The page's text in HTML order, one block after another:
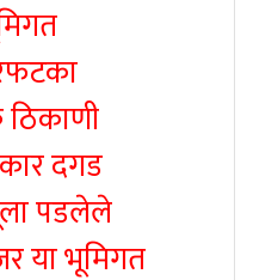
दगड
पडलेले
या भूमिगत